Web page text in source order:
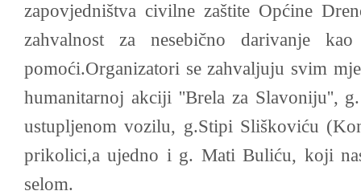
zapovjedništva civilne zaštite Općine
zahvalnost za nesebično darivanje
pomoći.Organizatori se zahvaljuju svim
humanitarnoj akciji ''Brela za Slavoniju'',
ustupljenom vozilu, g.Stipi Sliškoviću
prikolici,a ujedno i g. Mati Buliću, koji
selom.